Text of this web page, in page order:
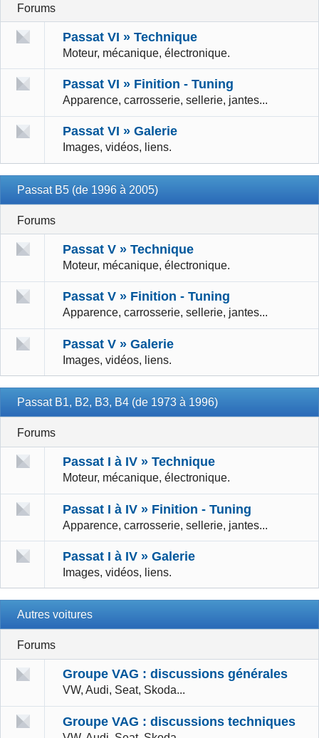
Forums
Passat VI » Technique
Moteur, mécanique, électronique.
Passat VI » Finition - Tuning
Apparence, carrosserie, sellerie, jantes...
Passat VI » Galerie
Images, vidéos, liens.
Passat B5 (de 1996 à 2005)
Forums
Passat V » Technique
Moteur, mécanique, électronique.
Passat V » Finition - Tuning
Apparence, carrosserie, sellerie, jantes...
Passat V » Galerie
Images, vidéos, liens.
Passat B1, B2, B3, B4 (de 1973 à 1996)
Forums
Passat I à IV » Technique
Moteur, mécanique, électronique.
Passat I à IV » Finition - Tuning
Apparence, carrosserie, sellerie, jantes...
Passat I à IV » Galerie
Images, vidéos, liens.
Autres voitures
Forums
Groupe VAG : discussions générales
VW, Audi, Seat, Skoda...
Groupe VAG : discussions techniques